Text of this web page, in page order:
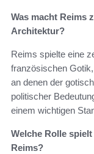
Was macht Reims
Architektur?
Reims spielte eine
französischen
an denen der
politischer
einem wichtigen
Welche Rolle
Reims?